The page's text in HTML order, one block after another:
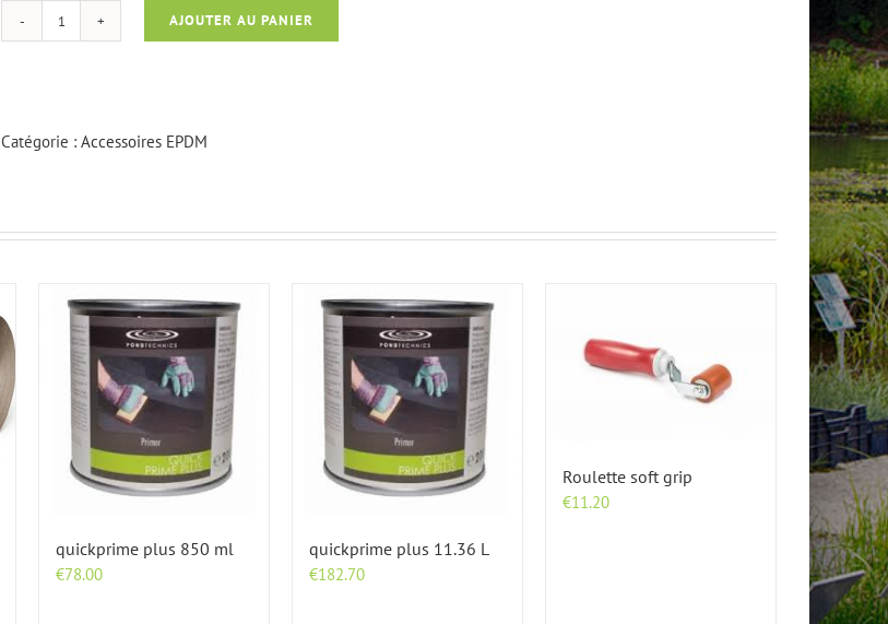
quantité
AJOUTER AU PANIER
Catégorie : Accessoires EPDM
quickprime plus 850 ml
€78.00
quickprime plus 11.36 L
€182.70
Roulette soft grip
€11.20